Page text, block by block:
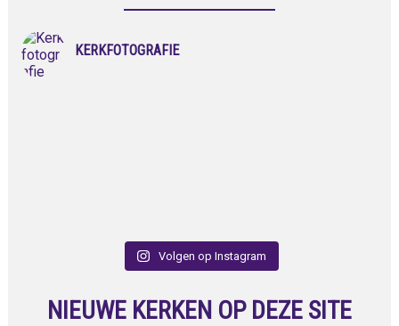
KERKFOTOGRAFIE
Volgen op Instagram
NIEUWE KERKEN OP DEZE SITE